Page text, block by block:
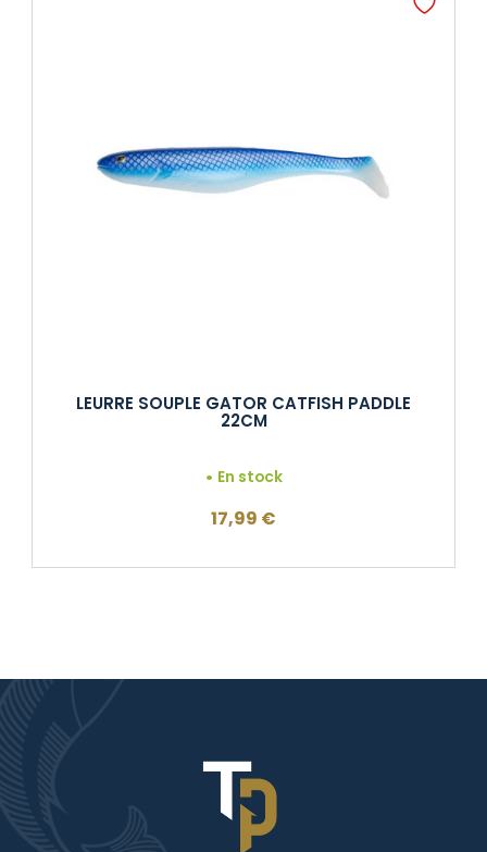
LEURRE SOUPLE GATOR CATFISH PADDLE
22CM
En stock
17,99 €